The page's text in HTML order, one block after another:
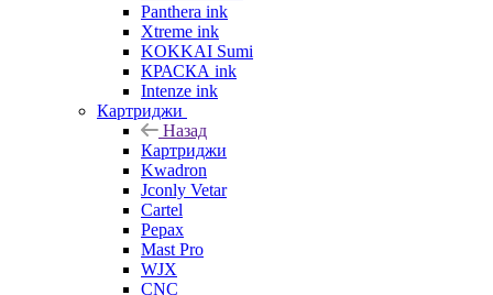
Panthera ink
Xtreme ink
KOKKAI Sumi
КРАСКА ink
Intenze ink
Картриджи
Назад
Картриджи
Kwadron
Jconly Vetar
Cartel
Pepax
Mast Pro
WJX
CNC